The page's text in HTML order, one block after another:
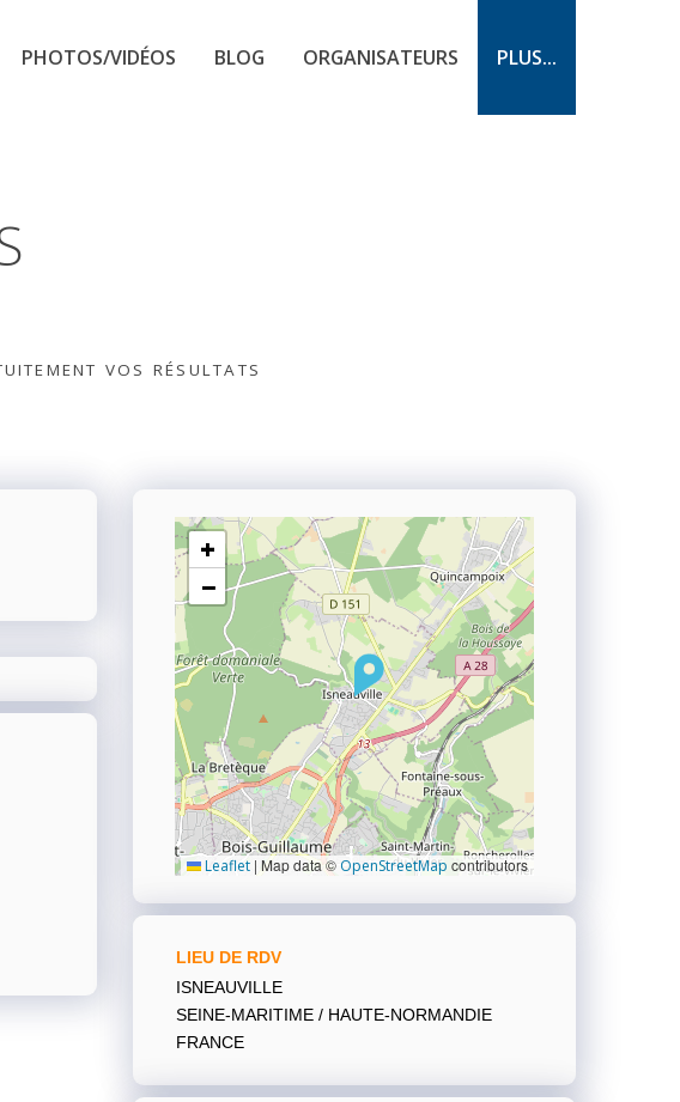
PHOTOS/VIDÉOS BLOG ORGANISATEURS PLUS...
VOS RÉSULTATS
+
−
Leaflet | Map data © OpenStreetMap contributors
LIEU DE RDV
ISNEAUVILLE
SEINE-MARITIME / HAUTE-NORMANDIE
FRANCE